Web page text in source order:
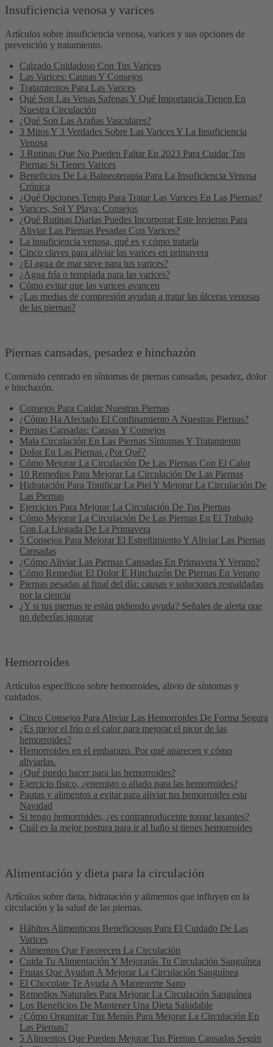
Insuficiencia venosa y varices
Artículos sobre insuficiencia venosa, varices y sus opciones de
prevención y tratamiento.
Calzado Cuidadoso Con Tus Varices
Las Varices: Causas Y Consejos
Tratamientos Para Las Varices
Qué Son Las Venas Safenas Y Qué Importancia Tienen En
Nuestra Circulación
¿Qué Son Las Arañas Vasculares?
3 Mitos Y 3 Verdades Sobre Las Varices Y La Insuficiencia
Venosa
3 Rutinas Que No Pueden Faltar En 2023 Para Cuidar Tus
Piernas Si Tienes Varices
Beneficios De La Balneoterapia Para La Insuficiencia Venosa
Crónica
¿Qué Opciones Tengo Para Tratar Las Varices En Las Piernas?
Varices, Sol Y Playa: Consejos
¿Qué Rutinas Diarias Puedes Incorporar Este Invierno Para
Aliviar Las Piernas Pesadas Con Varices?
La insuficiencia venosa, qué es y cómo tratarla
Cinco claves para aliviar las varices en primavera
¿El agua de mar sirve para tus varices?
¿Agua fría o templada para las varices?
Cómo evitar que las varices avancen
¿Las medias de compresión ayudan a tratar las úlceras venosas
de las piernas?
Piernas cansadas, pesadez e hinchazón
Contenido centrado en síntomas de piernas cansadas, pesadez, dolor
e hinchazón.
Consejos Para Cuidar Nuestras Piernas
¿Cómo Ha Afectado El Confinamiento A Nuestras Piernas?
Piernas Cansadas: Causas Y Consejos
Mala Circulación En Las Piernas Síntomas Y Tratamiento
Dolor En Las Piernas ¿Por Qué?
Cómo Mejorar La Circulación De Las Piernas Con El Calor
10 Remedios Para Mejorar La Circulación De Las Piernas
Hidratación Para Tonificar La Piel Y Mejorar La Circulación De
Las Piernas
Ejercicios Para Mejorar La Circulación De Tus Piernas
Cómo Mejorar La Circulación De Las Piernas En El Trabajo
Con La Llegada De La Primavera
5 Consejos Para Mejorar El Estreñimiento Y Aliviar Las Piernas
Cansadas
¿Cómo Aliviar Las Piernas Cansadas En Primavera Y Verano?
Cómo Remediar El Dolor E Hinchazón De Piernas En Verano
Piernas pesadas al final del día: causas y soluciones respaldadas
por la ciencia
¿Y si tus piernas te están pidiendo ayuda? Señales de alerta que
no deberías ignorar
Hemorroides
Artículos específicos sobre hemorroides, alivio de síntomas y
cuidados.
Cinco Consejos Para Aliviar Las Hemorroides De Forma Segura
¿Es mejor el frío o el calor para mejorar el picor de las
hemorroides?
Hemorroides en el embarazo. Por qué aparecen y cómo
aliviarlas.
¿Qué puedo hacer para las hemorroides?
Ejercicio físico, ¿enemigo o aliado para las hemorroides?
Pautas y alimentos a evitar para aliviar tus hemorroides esta
Navidad
Si tengo hemorroides, ¿es contraproducente tomar laxantes?
Cuál es la mejor postura para ir al baño si tienes hemorroides
Alimentación y dieta para la circulación
Artículos sobre dieta, hidratación y alimentos que influyen en la
circulación y la salud de las piernas.
Hábitos Alimenticios Beneficiosos Para El Cuidado De Las
Varices
Alimentos Que Favorecen La Circulación
Cuida Tu Alimentación Y Mejorarás Tu Circulación Sanguínea
Frutas Que Ayudan A Mejorar La Circulación Sanguínea
El Chocolate Te Ayuda A Mantenerte Sano
Remedios Naturales Para Mejorar La Circulación Sanguínea
Los Beneficios De Mantener Una Dieta Saludable
¿Cómo Organizar Tus Menús Para Mejorar La Circulación En
Las Piernas?
5 Alimentos Que Pueden Mejorar Tus Piernas Cansadas Según